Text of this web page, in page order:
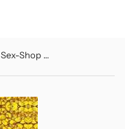
Magasin sexuel / Sekchop / Sex-Shop Tome 2